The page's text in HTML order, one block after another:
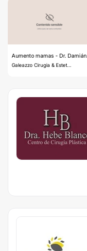
Aumento mamas - Dr.
Galeazzo Cirugia & Estet...